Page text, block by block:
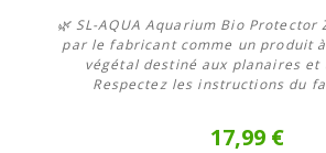
🌿 SL-AQUA Aquarium Bio Protector
par le fabricant comme un produit
végétal destiné aux planaires et
Respectez les instructions du
17,99 €